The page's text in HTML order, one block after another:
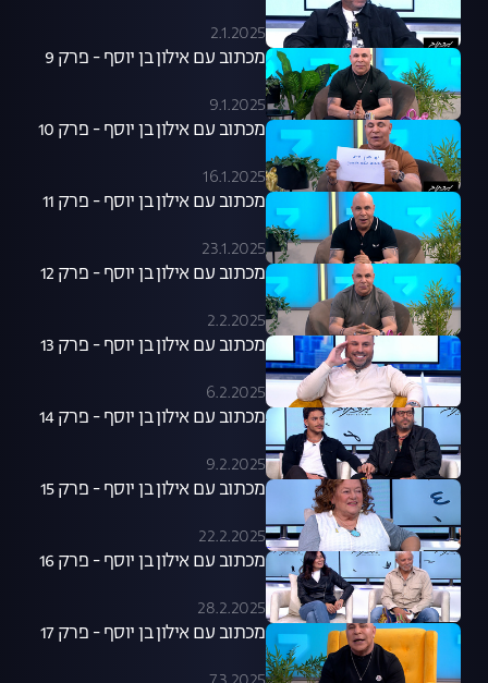
2.1.2025
מכתוב עם אילון בן יוסף - פרק 9
9.1.2025
מכתוב עם אילון בן יוסף - פרק 10
16.1.2025
מכתוב עם אילון בן יוסף - פרק 11
23.1.2025
מכתוב עם אילון בן יוסף - פרק 12
2.2.2025
מכתוב עם אילון בן יוסף - פרק 13
6.2.2025
מכתוב עם אילון בן יוסף - פרק 14
9.2.2025
מכתוב עם אילון בן יוסף - פרק 15
22.2.2025
מכתוב עם אילון בן יוסף - פרק 16
28.2.2025
מכתוב עם אילון בן יוסף - פרק 17